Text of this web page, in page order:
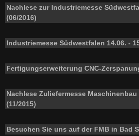
Nachlese zur Industriemesse
(06/2016)
Industriemesse Südwestfalen 14.06. -
Fertigungserweiterung CNC-
Nachlese Zuliefermesse
(11/2015)
Besuchen Sie uns auf der FMB in Bad